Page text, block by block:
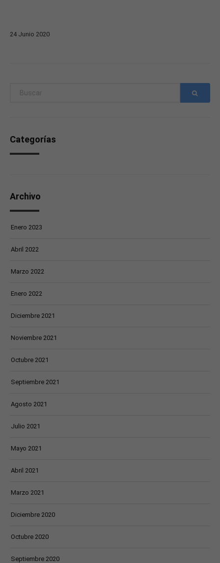
24 Junio 2020
Categorías
Archivo
Enero 2023
Abril 2022
Marzo 2022
Enero 2022
Diciembre 2021
Noviembre 2021
Octubre 2021
Septiembre 2021
Agosto 2021
Julio 2021
Mayo 2021
Abril 2021
Marzo 2021
Diciembre 2020
Octubre 2020
Septiembre 2020